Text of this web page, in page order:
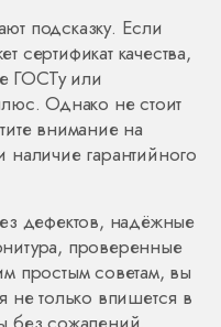
подсказку. Если
сертификат качества,
ГОСТу или
Однако не стоит
внимание на
наличие гарантийного
дефектов, надёжные
проверенные
простым советам, вы
не только впишется в